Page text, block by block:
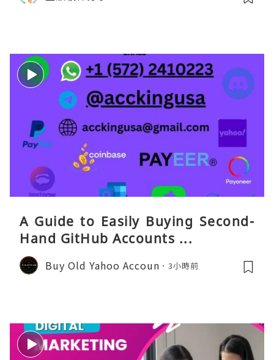
A Guide to Easily Buying Second-
Hand GitHub Accounts ...
Buy Old Yahoo Accoun 3小時前